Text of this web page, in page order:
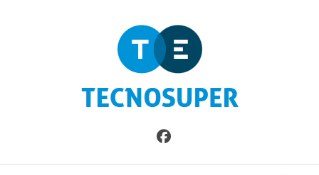
TecnoSuper.net
Informazioni sull'Italia. Seleziona gli argomenti di cui vuoi
saperne di più